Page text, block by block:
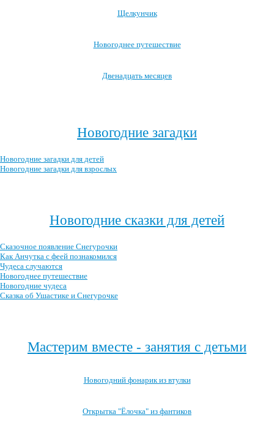
Щелкунчик
Новогоднее путешествие
Двенадцать месяцев
Новогодние загадки
Новогодние загадки для детей
Новогодние загадки для взрослых
Новогодние сказки для детей
Сказочное появление Снегурочки
Как Анчутка с феей познакомился
Чудеса случаются
Новогоднее путешествие
Новогодние чудеса
Сказка об Ушастике и Снегурочке
Мастерим вместе - занятия с детьми
Новогодний фонарик из втулки
Открытка "Ёлочка" из фантиков